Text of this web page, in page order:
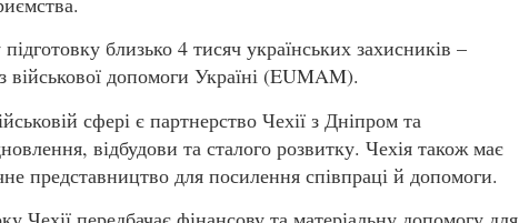
близько 4 тисяч українських захисників –
військової допомоги Україні (EUMAM).
сфері є партнерство Чехії з Дніпром та
відбудови та сталого розвитку. Чехія також має
представництво для посилення співпраці й допомоги.